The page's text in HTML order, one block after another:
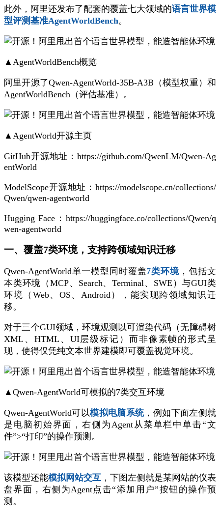
此外，阿里还发布了配套的覆盖七大领域的语言世界模
型评测基准AgentWorldBench。
▲AgentWorldBench概览
阿里开源了Qwen-AgentWorld-35B-A3B（模型权重）和
AgentWorldBench（评估基准）。
▲AgentWorld开源主页
GitHub开源地址：https://github.com/QwenLM/Qwen-Ag
entWorld
ModelScope开源地址：https://modelscope.cn/collections/
Qwen/qwen-agentworld
Hugging Face：https://huggingface.co/collections/Qwen/q
wen-agentworld
一、覆盖7类环境，支持跨领域知识迁移
Qwen-AgentWorld单一模型同时覆盖7类环境 ，包括文
本类环境（MCP、Search、Terminal、SWE）与GUI类
环境（Web、OS、Android），能实现跨领域知识迁
移。
对于三个GUI领域，环境观测以可渲染代码（无障碍树
XML、HTML、UI层级标记）而非像素帧的形式呈
现，使得仅凭纯文本世界建模即可覆盖视觉环境。
▲Qwen-AgentWorld可模拟的7类交互环境
Qwen-AgentWorld可以模拟电脑系统，例如下面左侧就
是电脑初始界面，右侧为Agent从菜单栏中单击“文
件”>“打印”的操作预测。
该模型还能模拟网站交互 ，下图左侧就是某网站的仪表
盘界面，右侧为Agent点击“添加用户”按钮的操作预
测。